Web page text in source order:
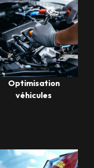
Optimisation
véhicules